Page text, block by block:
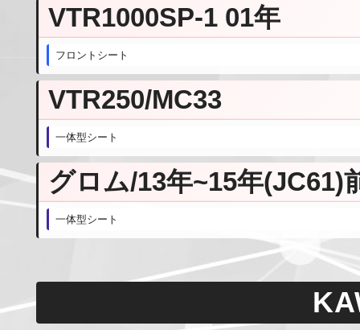
VTR1000SP-1 01年
フロントシート
VTR250/MC33
一体型シート
グロム/13年~15年(JC61)
一体型シート